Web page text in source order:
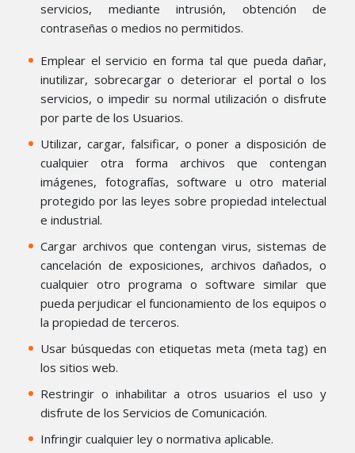
servicios, mediante intrusión, obtención de
contraseñas o medios no permitidos.
Emplear el servicio en forma tal que pueda dañar,
inutilizar, sobrecargar o deteriorar el portal o los
servicios, o impedir su normal utilización o disfrute
por parte de los Usuarios.
Utilizar, cargar, falsificar, o poner a disposición de
cualquier otra forma archivos que contengan
imágenes, fotografías, software u otro material
protegido por las leyes sobre propiedad intelectual
e industrial.
Cargar archivos que contengan virus, sistemas de
cancelación de exposiciones, archivos dañados, o
cualquier otro programa o software similar que
pueda perjudicar el funcionamiento de los equipos o
la propiedad de terceros.
Usar búsquedas con etiquetas meta (meta tag) en
los sitios web.
Restringir o inhabilitar a otros usuarios el uso y
disfrute de los Servicios de Comunicación.
Infringir cualquier ley o normativa aplicable.